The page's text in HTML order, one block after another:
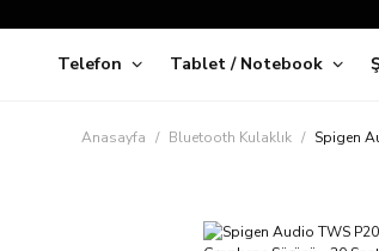
Telefon Tablet / Notebook
Anasayfa Bluetooth Kulaklık Spigen